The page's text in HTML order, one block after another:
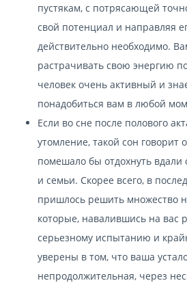
пустякам, с потрясающей
свой потенциал и направляя
действительно необходимо.
растрачивать свою энергию
человек очень активный и
понадобиться вам в любой
Если во сне после полового
утомление, такой сон говорит
помешало бы отдохнуть вдали
и семьи. Скорее всего, в
пришлось решить множество
которые, навалившись на вас
серьезному испытанию и
уверены в том, что ваша
непродолжительная, через